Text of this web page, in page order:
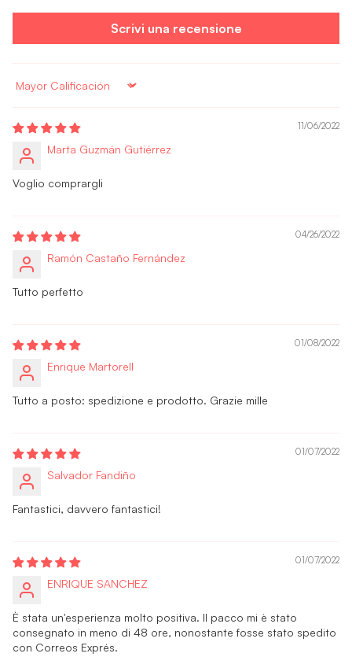
Scrivi una recensione
Sort by
11/06/2022
Marta Guzmán Gutiérrez
Voglio comprargli
04/26/2022
Ramón Castaño Fernández
Tutto perfetto
01/08/2022
Enrique Martorell
Tutto a posto: spedizione e prodotto. Grazie mille
01/07/2022
Salvador Fandiño
Fantastici, davvero fantastici!
01/07/2022
ENRIQUE SANCHEZ
È stata un'esperienza molto positiva. Il pacco mi è stato
consegnato in meno di 48 ore, nonostante fosse stato spedito
con Correos Exprés.